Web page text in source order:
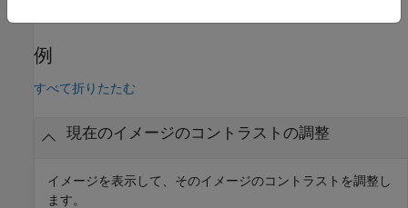
例
すべて折りたたむ
現在のイメージのコントラストの調整
イメージを表示して、そのイメージのコントラストを調整し
ます。